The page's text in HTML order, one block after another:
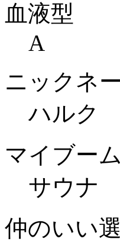
血液型
A
ニックネ
ハルク
マイブー
サウナ
仲のいい